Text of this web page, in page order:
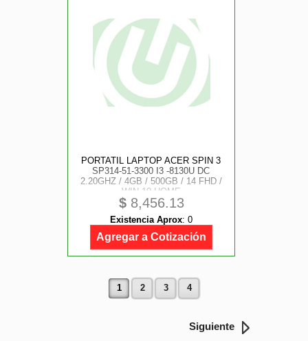
PORTATIL LAPTOP ACER SPIN 3
SP314-51-3300 I3 -8130U DC
2.20GHZ / 4GB / 500GB / 14 FHD /
WIN 10 HOME
$8,456.13
Existencia Aprox: 0
Agregar a Cotización
1 2 3 4
Siguiente